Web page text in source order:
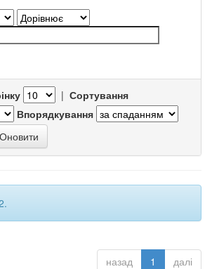
| Сортування
Впорядкування
назад 1 далі